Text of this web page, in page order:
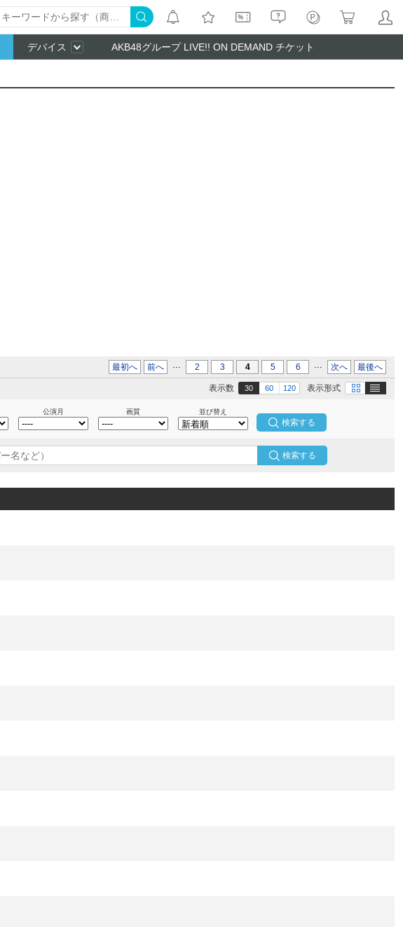
デバイス AKB48グループ LIVE!! ON DEMAND チケット
最初へ 前へ ... 2 3 4 5 6 ... 次へ 最後へ
表示形式 画像
表示数 30 60 120
公演月 画質 並び替え
検索する